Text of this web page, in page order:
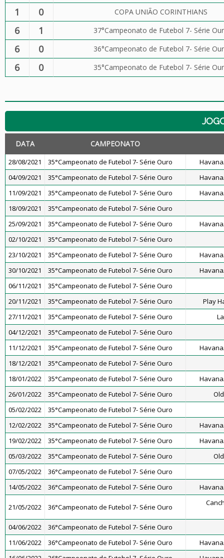
1 0 COPA UNIÃO CORINTHIANS
6 1 37°Campeonato de Futebol 7- Série
6 0 36°Campeonato de Futebol 7- Série
6 0 35°Campeonato de Futebol 7- Série
DATA CAMPEONATO
28/08/2021 35°Campeonato de Futebol 7- Série Ouro
04/09/2021
35°Campeonato de Futebol 7- Série Ouro
11/09/2021
35°Campeonato de Futebol 7- Série Ouro
18/09/2021
35°Campeonato de Futebol 7- Série Ouro
25/09/2021
35°Campeonato de Futebol 7- Série Ouro
02/10/2021
35°Campeonato de Futebol 7- Série Ouro
23/10/2021
35°Campeonato de Futebol 7- Série Ouro
30/10/2021
35°Campeonato de Futebol 7- Série Ouro
06/11/2021
35°Campeonato de Futebol 7- Série Ouro
20/11/2021
35°Campeonato de Futebol 7- Série Ouro
Play
27/11/2021
35°Campeonato de Futebol 7- Série Ouro
04/12/2021
35°Campeonato de Futebol 7- Série Ouro
11/12/2021
35°Campeonato de Futebol 7- Série Ouro
18/12/2021
35°Campeonato de Futebol 7- Série Ouro
18/01/2022
35°Campeonato de Futebol 7- Série Ouro
26/01/2022
35°Campeonato de Futebol 7- Série Ouro
05/02/2022
35°Campeonato de Futebol 7- Série Ouro
12/02/2022
35°Campeonato de Futebol 7- Série Ouro
19/02/2022
35°Campeonato de Futebol 7- Série Ouro
05/03/2022
35°Campeonato de Futebol 7- Série Ouro
07/05/2022
36°Campeonato de Futebol 7- Série Ouro
14/05/2022
36°Campeonato de Futebol 7- Série Ouro
21/05/2022 36°Campeonato de Futebol 7- Série Ouro
04/06/2022
36°Campeonato de Futebol 7- Série Ouro
11/06/2022
36°Campeonato de Futebol 7- Série Ouro